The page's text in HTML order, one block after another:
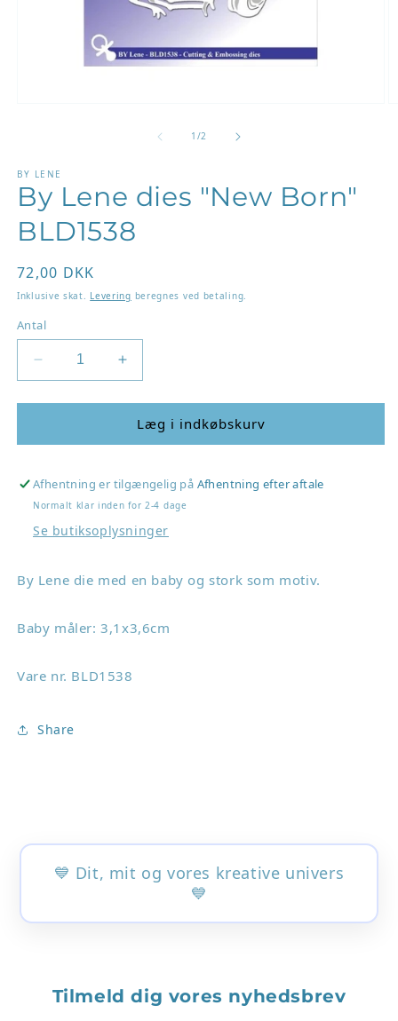
1 /af2
BY LENE
By Lene dies "New Born"
BLD1538
Normalpris
72,00 DKK
Inklusive skat. Levering beregnes ved betaling.
Antal
Reducer
antallet
for
Lene
&quot;New
Born&quot;
Øg
antallet
for
By
Lene
&quot;New
Born&quot;
BLD1538
Læg i indkøbskurv
Afhentning er tilgængelig på Afhentning efter aftale
Normalt klar inden for 2-4 dage
Se butiksoplysninger
By Lene die med en baby og stork som motiv.
Baby måler: 3,1x3,6cm
Vare nr. BLD1538
Share
💙 Dit, mit og vores kreative univers
💙
Tilmeld dig vores nyhedsbrev
Login påkrævet